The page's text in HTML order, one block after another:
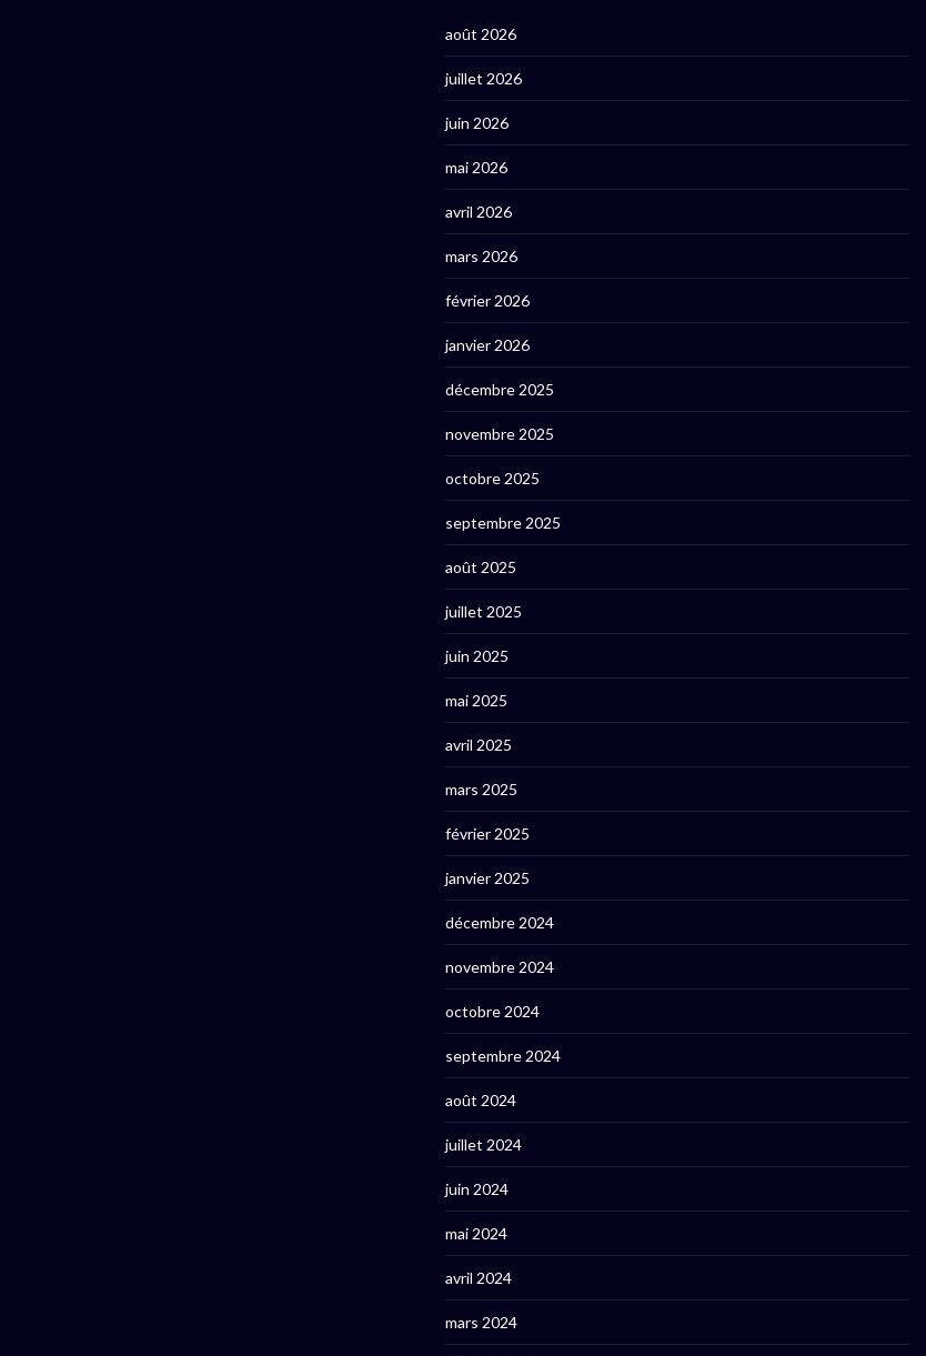
août 2026
juillet 2026
juin 2026
mai 2026
avril 2026
mars 2026
février 2026
janvier 2026
décembre 2025
novembre 2025
octobre 2025
septembre 2025
août 2025
juillet 2025
juin 2025
mai 2025
avril 2025
mars 2025
février 2025
janvier 2025
décembre 2024
novembre 2024
octobre 2024
septembre 2024
août 2024
juillet 2024
juin 2024
mai 2024
avril 2024
mars 2024